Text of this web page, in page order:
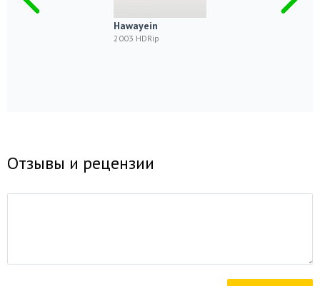
Hawayein
2003 HDRip
Отзывы и рецензии